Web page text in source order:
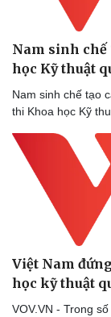
Sức khỏe
Dinh dưỡng -
Cây thuốc
Sản phụ khoa
Nam khoa
Làm đẹp - giảm
Phòng mạch online
Ăn sạch sống
Nam sinh chế
học Kỹ thuật
Nam sinh chế tạo
thi Khoa học Kỹ
Việt Nam
học kỹ thuật
VOV.VN - Trong